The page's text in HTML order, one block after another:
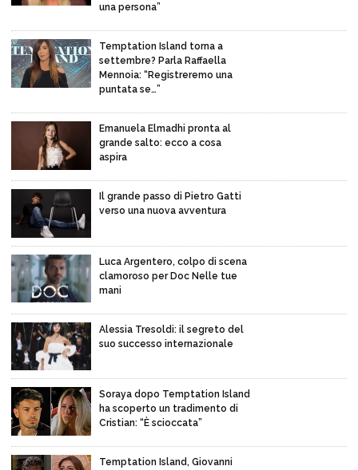
una persona”
Temptation Island torna a
settembre? Parla Raffaella
Mennoia: “Registreremo una
puntata se…”
Emanuela Elmadhi pronta al
grande salto: ecco a cosa
aspira
Il grande passo di Pietro Gatti
verso una nuova avventura
Luca Argentero, colpo di scena
clamoroso per Doc Nelle tue
mani
Alessia Tresoldi: il segreto del
suo successo internazionale
Soraya dopo Temptation Island
ha scoperto un tradimento di
Cristian: “È scioccata”
Temptation Island, Giovanni